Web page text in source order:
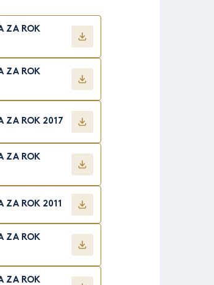
ZA ROK
ZA ROK
ZA ROK 2017
ZA ROK
ZA ROK 2011
ZA ROK
ZA ROK